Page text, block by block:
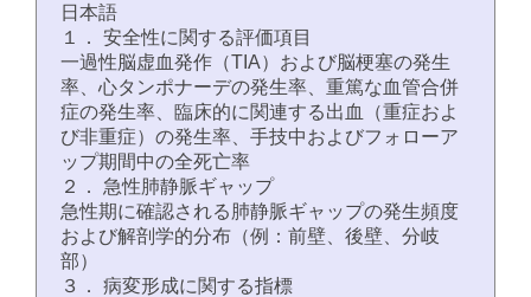
日本語
１． 安全性に関する評価項目
一過性脳虚血発作（TIA）および脳梗塞の発生
率、心タンポナーデの発生率、重篤な血管合併
症の発生率、臨床的に関連する出血（重症およ
び非重症）の発生率、手技中およびフォローア
ップ期間中の全死亡率
２． 急性肺静脈ギャップ
急性期に確認される肺静脈ギャップの発生頻度
および解剖学的分布（例：前壁、後壁、分岐
部）
３． 病変形成に関する指標